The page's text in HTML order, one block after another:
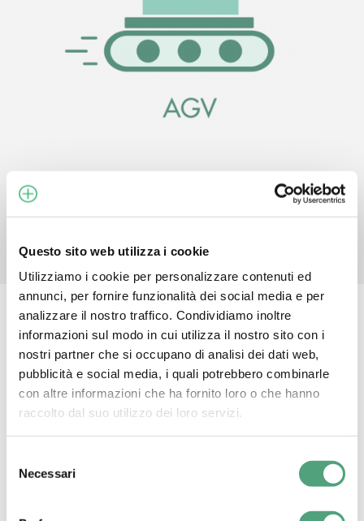
Questo sito web utilizza i cookie
Utilizziamo i cookie per personalizzare contenuti ed
annunci, per fornire funzionalità dei social media e per
analizzare il nostro traffico. Condividiamo inoltre
informazioni sul modo in cui utilizza il nostro sito con i
nostri partner che si occupano di analisi dei dati web,
pubblicità e social media, i quali potrebbero combinarle
con altre informazioni che ha fornito loro o che hanno
raccolto dal suo utilizzo dei loro servizi.
delNecessari
DATA SHEET